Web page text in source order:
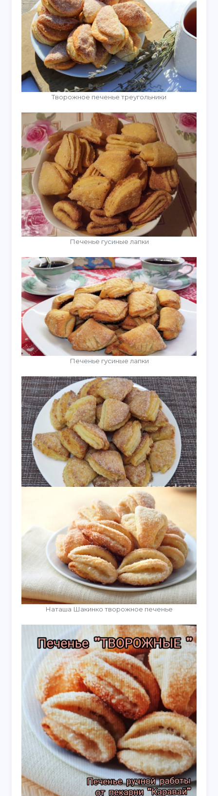
Творожное печенье треугольники
Печенье гусиные лапки
Печенье гусиные лапки
Наташа Шакинко творожное печенье